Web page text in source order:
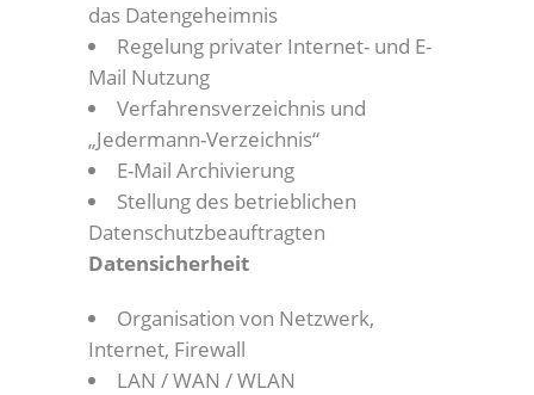
das Datengeheimnis
Regelung privater Internet- und E-
Mail Nutzung
Verfahrensverzeichnis und
„Jedermann-Verzeichnis“
E-Mail Archivierung
Stellung des betrieblichen
Datenschutzbeauftragten
Datensicherheit
Organisation von Netzwerk,
Internet, Firewall
LAN / WAN / WLAN